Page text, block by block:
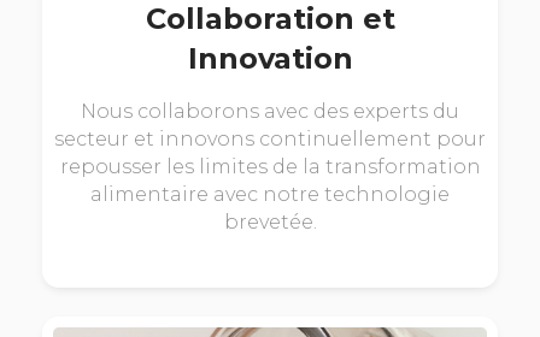
Collaboration et
Innovation
Nous collaborons avec des experts du
secteur et innovons continuellement pour
repousser les limites de la transformation
alimentaire avec notre technologie
brevetée.